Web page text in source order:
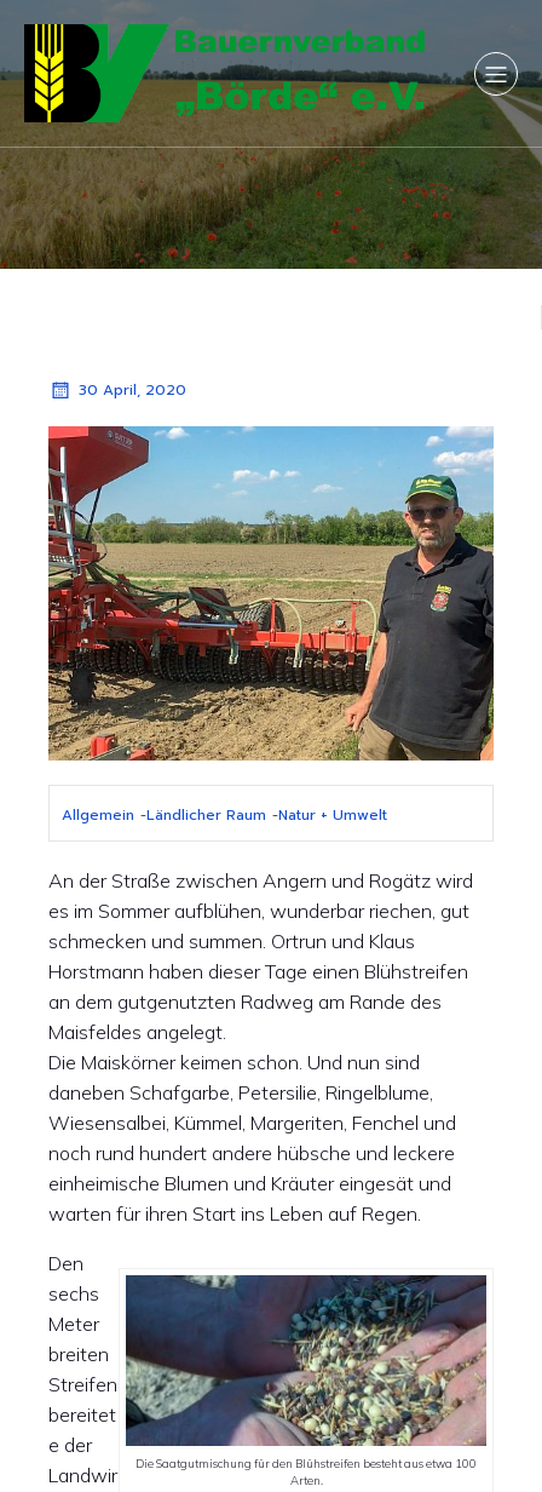
30 April, 2020
Allgemein -Ländlicher Raum -Natur + Umwelt
An der Straße zwischen Angern und Rogätz wird
es im Sommer aufblühen, wunderbar riechen, gut
schmecken und summen. Ortrun und Klaus
Horstmann haben dieser Tage einen Blühstreifen
an dem gutgenutzten Radweg am Rande des
Maisfeldes angelegt.
Die Maiskörner keimen schon. Und nun sind
daneben Schafgarbe, Petersilie, Ringelblume,
Wiesensalbei, Kümmel, Margeriten, Fenchel und
noch rund hundert andere hübsche und leckere
einheimische Blumen und Kräuter eingesät und
warten für ihren Start ins Leben auf Regen.
Die Saatgutmischung für den Blühstreifen besteht aus etwa 100
Arten.
Den
sechs
Meter
breiten
Streifen
bereitet
e der
Landwir